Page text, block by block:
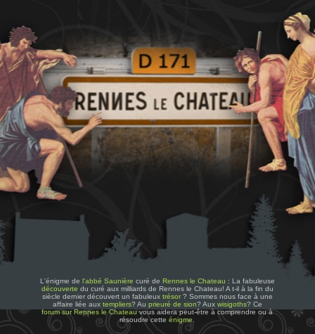
L'énigme de l'abbé Saunière curé de Rennes le Chateau : La fabuleuse
découverte du curé aux milliards de Rennes le Chateau! A t-il à la fin du
siècle dernier découvert un fabuleux trésor? Sommes nous face à une
affaire liée aux templiers? Au prieuré de sion? Aux wisigoths? Ce
forum sur Rennes le Chateauvous aidera peut-être à comprendre ou à
résoudre cetteénigme